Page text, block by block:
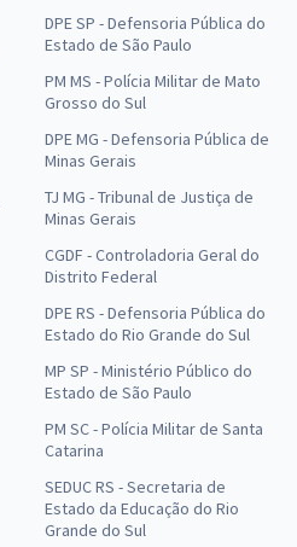
DPE SP - Defensoria Pública do
Estado de São Paulo
PM MS - Polícia Militar de Mato
Grosso do Sul
DPE MG - Defensoria Pública de
Minas Gerais
TJ MG - Tribunal de Justiça de
Minas Gerais
CGDF - Controladoria Geral do
Distrito Federal
DPE RS - Defensoria Pública do
Estado do Rio Grande do Sul
MP SP - Ministério Público do
Estado de São Paulo
PM SC - Polícia Militar de Santa
Catarina
SEDUC RS - Secretaria de
Estado da Educação do Rio
Grande do Sul